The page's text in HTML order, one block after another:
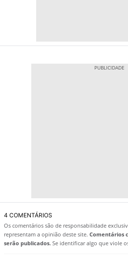
4 COMENTÁRIOS
Os comentários são de responsabilidade
representam a opinião deste site. Comentários
serão publicados. Se identificar algo que viole